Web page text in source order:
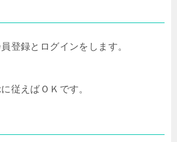
登録とログインをします。
従えばＯＫです。